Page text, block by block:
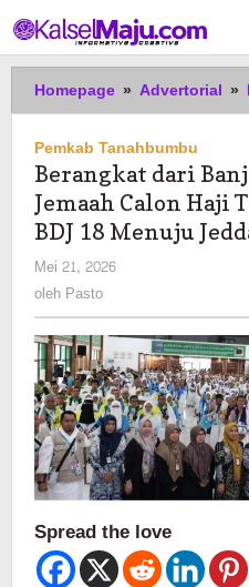
ke
konten
Homepage » Advertorial »
Pemkab Tanahbumbu
Berangkat dari
Jemaah Calon Haji
BDJ 18 Menuju
Mei 21, 2026
oleh Pasto
Spread the love